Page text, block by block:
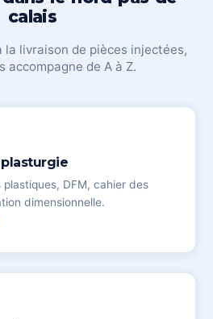
calais
la livraison de pièces injectées,
accompagne de A à Z.
DFM, cahier des
dimensionnelle.